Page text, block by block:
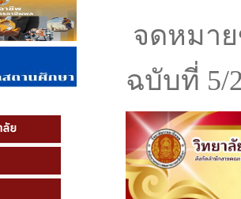
จดหมา
ฉบับที่ 5/